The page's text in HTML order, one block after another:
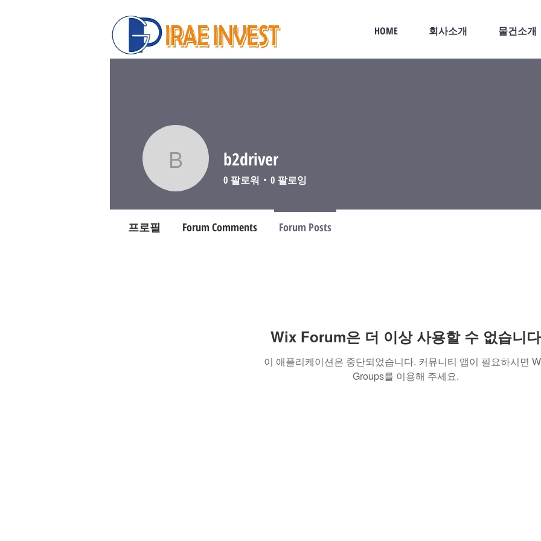
Wix Forum은 더 이상 사용할 수 없습니다
이 애플리케이션은 중단되었습니다. 커뮤니티 앱이 필요하시면
Groups를 이용해 주세요.
b2driver
b2driver
0 팔로워 0 팔로잉
프로필 Forum Comments Forum Posts
HOME 회사소개 물건소개